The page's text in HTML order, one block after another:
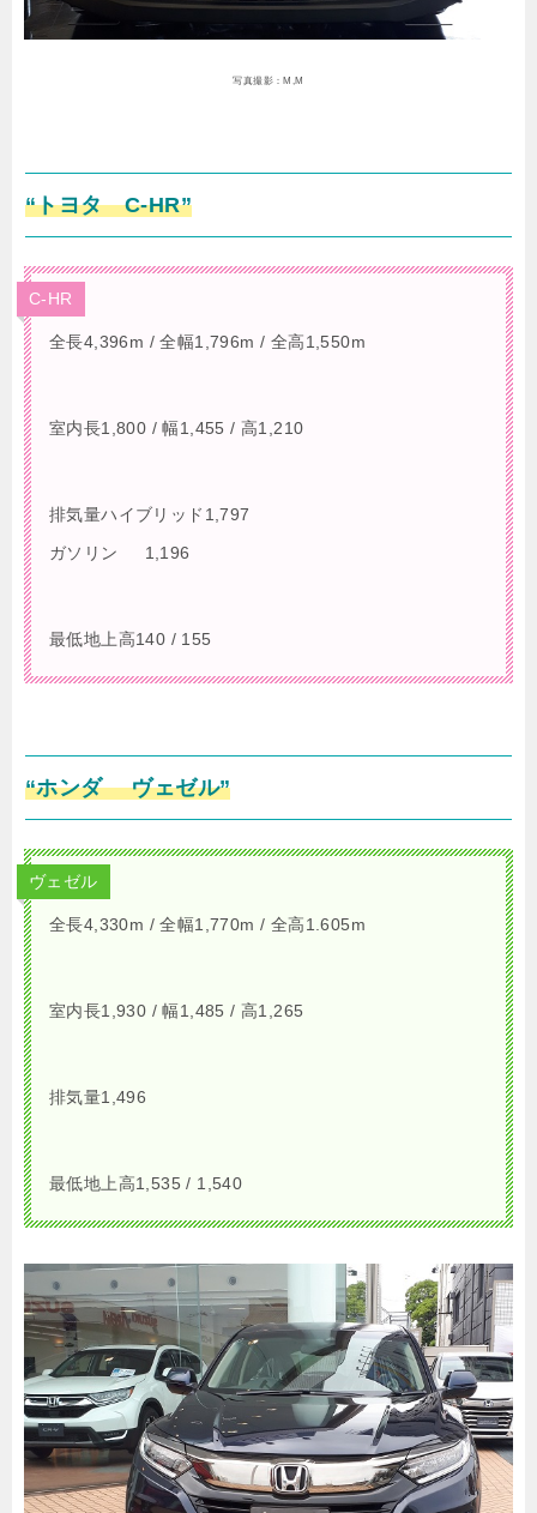
写真撮影：M,M
“トヨタ C-HR”
C-HR
全長4,396m / 全幅1,796m / 全高1,550m
室内長1,800 / 幅1,455 / 高1,210
排気量ハイブリッド1,797
ガソリン 1,196
最低地上高140 / 155
“ホンダ ヴェゼル”
ヴェゼル
全長4,330m / 全幅1,770m / 全高1.605m
室内長1,930 / 幅1,485 / 高1,265
排気量1,496
最低地上高1,535 / 1,540